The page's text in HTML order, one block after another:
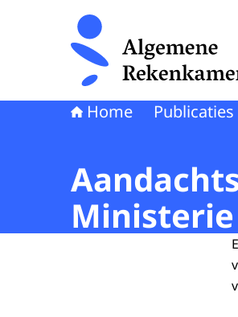
Naar de homepage van
Home Publicaties